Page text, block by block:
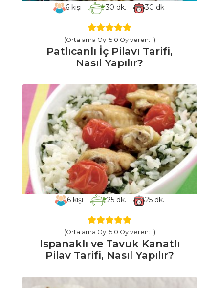
Karaorman
Kupları Tarifi, Nasıl
Yapılır?
Pasta ve Tatlılar
Tüm Tarifleri
PILAV VE
MAKARNA
Uşak Tarhanalı
Anneanne Eriştesi
Tarifi, Nasıl Yapılır?
Üzlemeli Pilav
Tarifi, Nasıl Yapılır?
Taze Fasulyeli ve
Tarifi, Nasıl Yapılır?
Pilav ve Makarna
Tüm Tarifleri
6 kişi 30 dk. 30 dk.
(Ortalama Oy: 5.0 Oy veren: 1)
Patlıcanlı İç Pilavı Tarifi,
Nasıl Yapılır?
6 kişi 25dk. 25dk.
(Ortalama Oy: 5.0 Oy veren: 1)
Ispanaklı ve Tavuk Kanatlı
Pilav Tarifi, Nasıl Yapılır?